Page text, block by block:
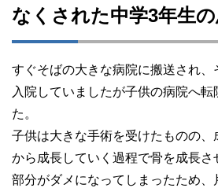
なくされた中学3年生
すぐそばの大きな病院に搬送され、
入院していましたが子供の病院へ転
た。
子供は大きな手術を受けたものの
から成長していく過程で骨を成長
部分がダメになってしまったため、